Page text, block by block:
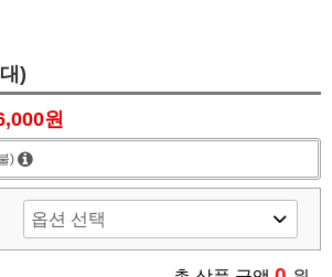
)
원
)